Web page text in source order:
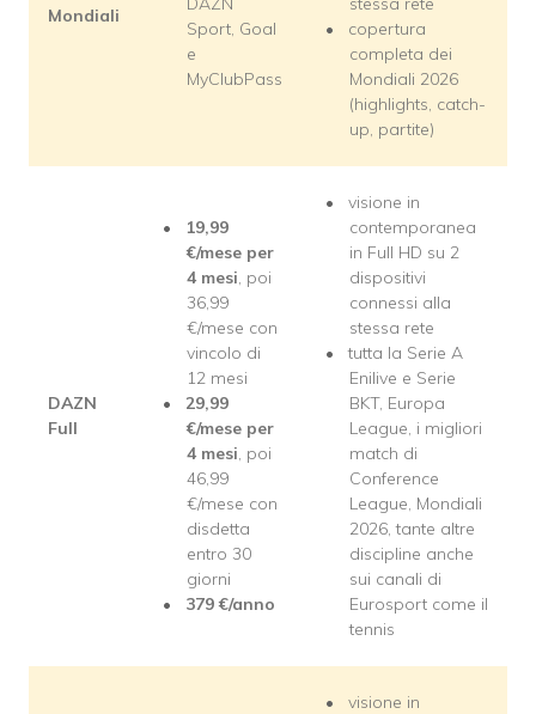
Mondiali
Sport, Goal
e
MyClubPass
copertura
completa dei
Mondiali 2026
(highlights, catch-
up, partite)
DAZN
Full
19,99
€/mese per
4 mesi , poi
36,99
€/mese con
vincolo di
12 mesi
29,99
€/mese per
4 mesi , poi
46,99
€/mese con
disdetta
entro 30
giorni
379 €/anno
visione in
contemporanea
in Full HD su 2
dispositivi
connessi alla
stessa rete
tutta la Serie A
Enilive e Serie
BKT, Europa
League, i migliori
match di
Conference
League, Mondiali
2026, tante altre
discipline anche
sui canali di
Eurosport come il
tennis
visione in